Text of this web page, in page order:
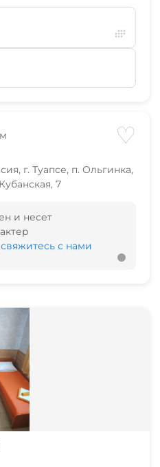
♡
г. Туапсе, п. Ольгинка,
7
и несет
свяжитесь с нами